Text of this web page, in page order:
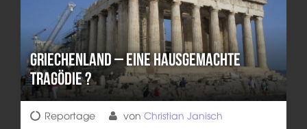
Griechenland – eine hausgemachte
Tragödie ?
Reportage von Christian Janisch